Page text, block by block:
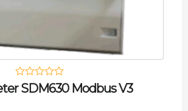
SDM630 Modbus V3